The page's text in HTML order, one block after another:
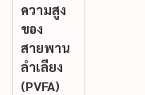
ความสูง
ของ
สายพาน
ลำเลียง
(PVFA)